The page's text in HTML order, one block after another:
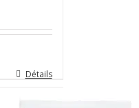
Détails